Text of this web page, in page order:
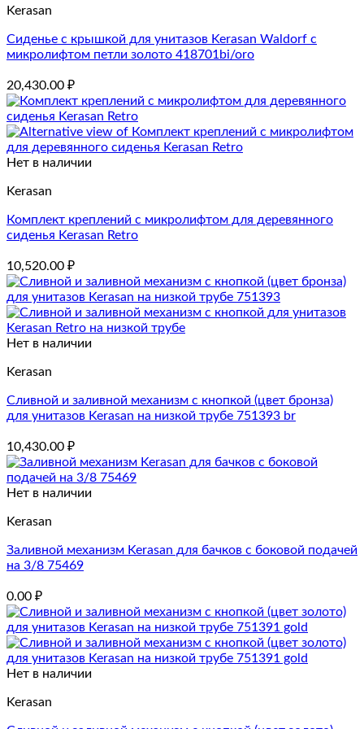
Kerasan
Сиденье с крышкой для унитазов Kerasan Waldorf с
микролифтом петли золото 418701bi/oro
20,430.00 ₽
Нет в наличии
Kerasan
Комплект креплений с микролифтом для деревянного
сиденья Kerasan Retro
10,520.00 ₽
Нет в наличии
Kerasan
Сливной и заливной механизм с кнопкой (цвет бронза)
для унитазов Kerasan на низкой трубе 751393 br
10,430.00 ₽
Нет в наличии
Kerasan
Заливной механизм Kerasan для бачков с боковой подачей
на 3/8 75469
0.00 ₽
Нет в наличии
Kerasan